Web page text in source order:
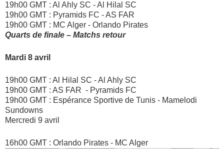
19h00 GMT : Al Ahly SC - Al Hilal SC
19h00 GMT : Pyramids FC - AS FAR
19h00 GMT : MC Alger - Orlando Pirates
Quarts de finale – Matchs retour
Mardi 8 avril
19h00 GMT : Al Hilal SC - Al Ahly SC
19h00 GMT : AS FAR - Pyramids FC
19h00 GMT : Espérance Sportive de Tunis - Mamelodi
Sundowns
Mercredi 9 avril
16h00 GMT : Orlando Pirates - MC Alger